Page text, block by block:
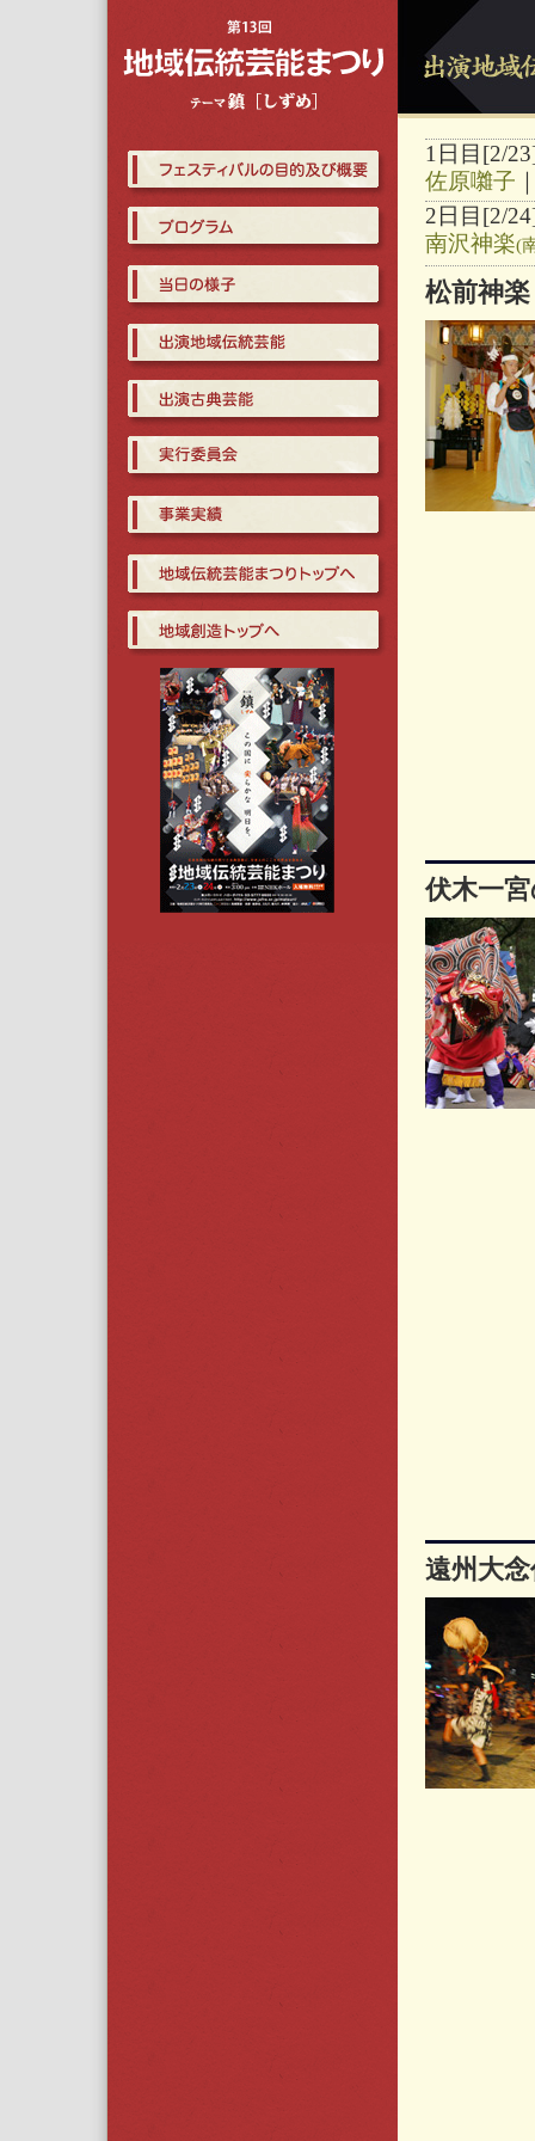
1日目[2/
佐原囃子
2日目[2/
南沢神楽(
松前神
伏木一
遠州大